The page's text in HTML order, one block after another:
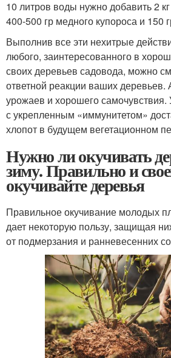
10 литров воды нужно добавить 2
400-500 гр медного купороса и 150
Выполнив все эти нехитрые
любого, заинтересованного в
своих деревьев садовода, можно
ответной реакции ваших
урожаев и хорошего
с укрепленным «иммунитетом»
хлопот в будущем вегетационном
Нужно ли окучивать
зиму. Правильно и
окучивайте деревья
Правильное окучивание молодых
дает некоторую пользу, защищая
от подмерзания и ранневесенних